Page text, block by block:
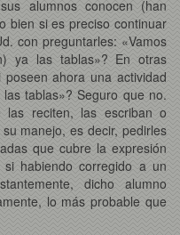
alumnos conocen (han
bien si es preciso continuar
con preguntarles: «Vamos
ya las tablas»? En otras
ahora una actividad
tablas»? Seguro que no.
reciten, las escriban o
manejo, es decir, pedirles
que cubre la expresión
habiendo corregido a un
dicho alumno
lo más probable que